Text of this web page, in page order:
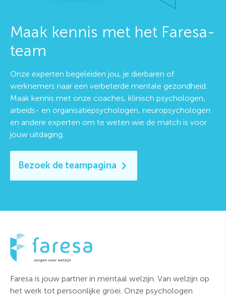
Maak kennis met het Faresa-
team
Onze experten begeleiden jou, je dierbaren of
werknemers naar een verbeterde mentale gezondheid.
Maak kennis met onze coaches, klinisch psychologen,
arbeids- en organisatiepsychologen, neuropsychologen
en andere experten om te weten wie de match is voor
jouw uitdaging.
Bezoek de teampagina
Faresa is jouw partner in mentaal welzijn. Van welzijn op
het werk tot persoonlijke groei. Onze psychologen